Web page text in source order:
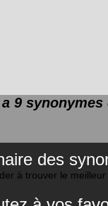
9 synonymes
des
à trouver le